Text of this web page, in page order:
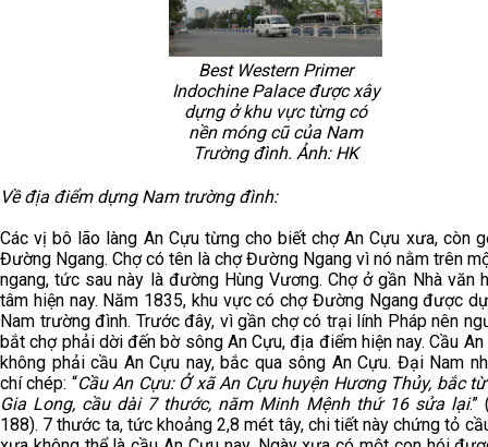
Best Western Primer
Indochine Palace được xây
dựng ở khu vực từng có
nền móng cũ của Nam
Trường đình. Ảnh: HK
Về địa điểm dựng Nam trường đình:
Các vị bô lão làng An Cựu từng cho biết chợ An Cựu xưa, còn
Đường Ngang. Chợ có tên là chợ Đường Ngang vì nó nằm trên
ngang, tức sau này là đường Hùng Vương. Chợ ở gần Nhà văn
tâm hiện nay. Năm 1835, khu vực có chợ Đường Ngang được
Nam trường đình. Trước đây, vì gần chợ có trại lính Pháp nên
bắt chợ phải dời đến bờ sông An Cựu, địa điểm hiện nay. Cầu
không phải cầu An Cựu nay, bắc qua sông An Cựu. Đại Nam
chí chép: “Cầu An Cựu: Ở xã An Cựu huyện Hương Thủy, bắc
Gia Long, cầu dài 7 thước, năm Minh Mệnh thứ 16 sửa lại.”
188). 7 thước ta, tức khoảng 2,8 mét tây, chi tiết này chứng tỏ